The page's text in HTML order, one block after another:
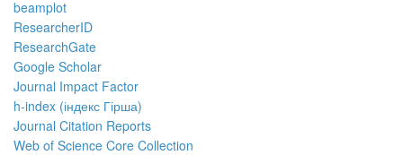
beamplot
ResearcherID
ResearchGate
Google Scholar
Journal Impact Factor
h-index (індекс Гірша)
Journal Citation Reports
Web of Science Core Collection